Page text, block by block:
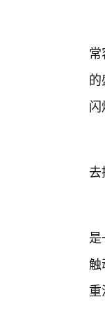
去
触